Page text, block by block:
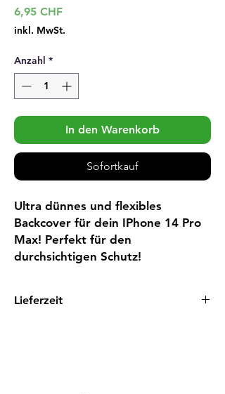
6,95 CHFPreis
inkl. MwSt.
Anzahl *
In den Warenkorb
Sofortkauf
Ultra dünnes und flexibles
Backcover für dein IPhone 14 Pro
Max! Perfekt für den
durchsichtigen Schutz!
Lieferzeit